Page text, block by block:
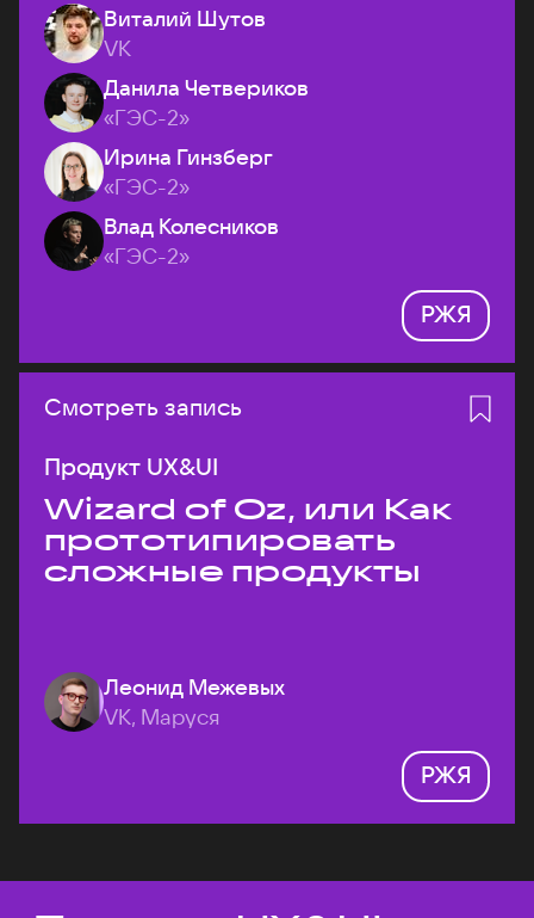
Виталий Шутов
VK
Данила Четвериков
«ГЭС-2»
Ирина Гинзберг
«ГЭС-2»
Влад Колесников
«ГЭС-2»
РЖЯ
Смотреть запись
Продукт UX&UI
Wizard of Oz, или Как
прототипировать
сложные продукты
Леонид Межевых
VK, Маруся
РЖЯ